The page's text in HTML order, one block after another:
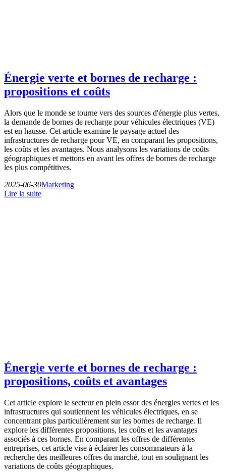
Énergie verte et bornes de recharge :
propositions et coûts
Alors que le monde se tourne vers des sources d'énergie plus vertes,
la demande de bornes de recharge pour véhicules électriques (VE)
est en hausse. Cet article examine le paysage actuel des
infrastructures de recharge pour VE, en comparant les propositions,
les coûts et les avantages. Nous analysons les variations de coûts
géographiques et mettons en avant les offres de bornes de recharge
les plus compétitives.
2025-06-30Marketing
Lire la suite
Énergie verte et bornes de recharge :
propositions, coûts et avantages
Cet article explore le secteur en plein essor des énergies vertes et les
infrastructures qui soutiennent les véhicules électriques, en se
concentrant plus particulièrement sur les bornes de recharge. Il
explore les différentes propositions, les coûts et les avantages
associés à ces bornes. En comparant les offres de différentes
entreprises, cet article vise à éclairer les consommateurs à la
recherche des meilleures offres du marché, tout en soulignant les
variations de coûts géographiques.